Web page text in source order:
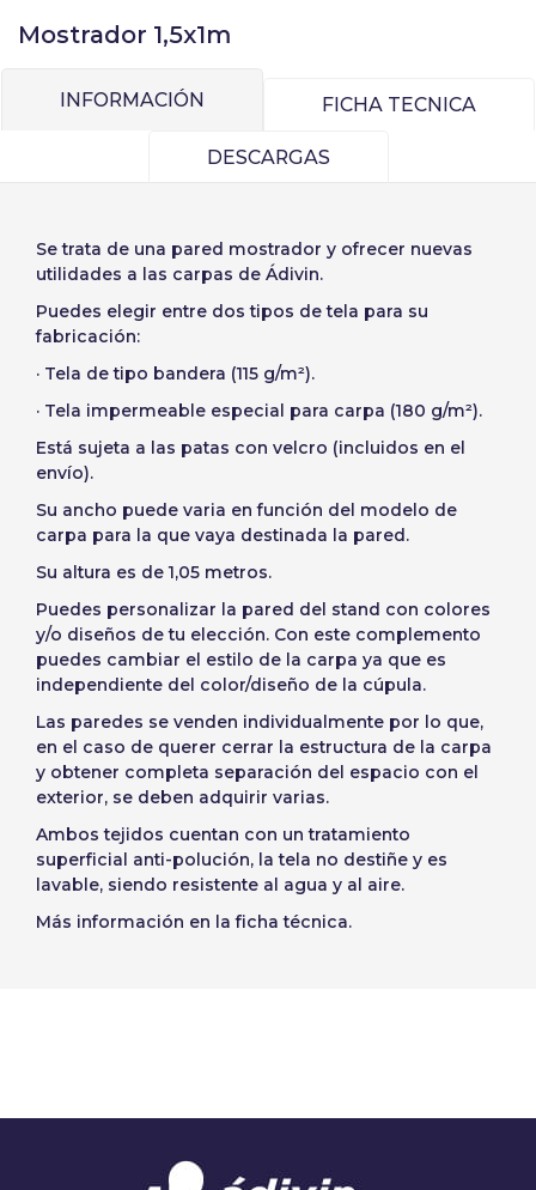
Contraseña:
Recuperar contraseña
Crear cuenta
Português
Deutsch
Norway
Mostrador 1,5x1m
INFORMACIÓN FICHA TECNICA
DESCARGAS
Se trata de una pared mostrador y ofrecer nuevas
utilidades a las carpas de Ádivin.
Puedes elegir entre dos tipos de tela para su
fabricación:
· Tela de tipo bandera (115 g/m²).
· Tela impermeable especial para carpa (180 g/m²).
Está sujeta a las patas con velcro (incluidos en el
envío).
Su ancho puede varia en función del modelo de
carpa para la que vaya destinada la pared.
Su altura es de 1,05 metros.
Puedes personalizar la pared del stand con colores
y/o diseños de tu elección. Con este complemento
puedes cambiar el estilo de la carpa ya que es
independiente del color/diseño de la cúpula.
Las paredes se venden individualmente por lo que,
en el caso de querer cerrar la estructura de la carpa
y obtener completa separación del espacio con el
exterior, se deben adquirir varias.
Ambos tejidos cuentan con un tratamiento
superficial anti-polución, la tela no destiñe y es
lavable, siendo resistente al agua y al aire.
Más información en la ficha técnica.
Precios por unidad
Unidades
Precio unitario
Añadiendo producto al carrito
Espera, por favor
Espere, por favor